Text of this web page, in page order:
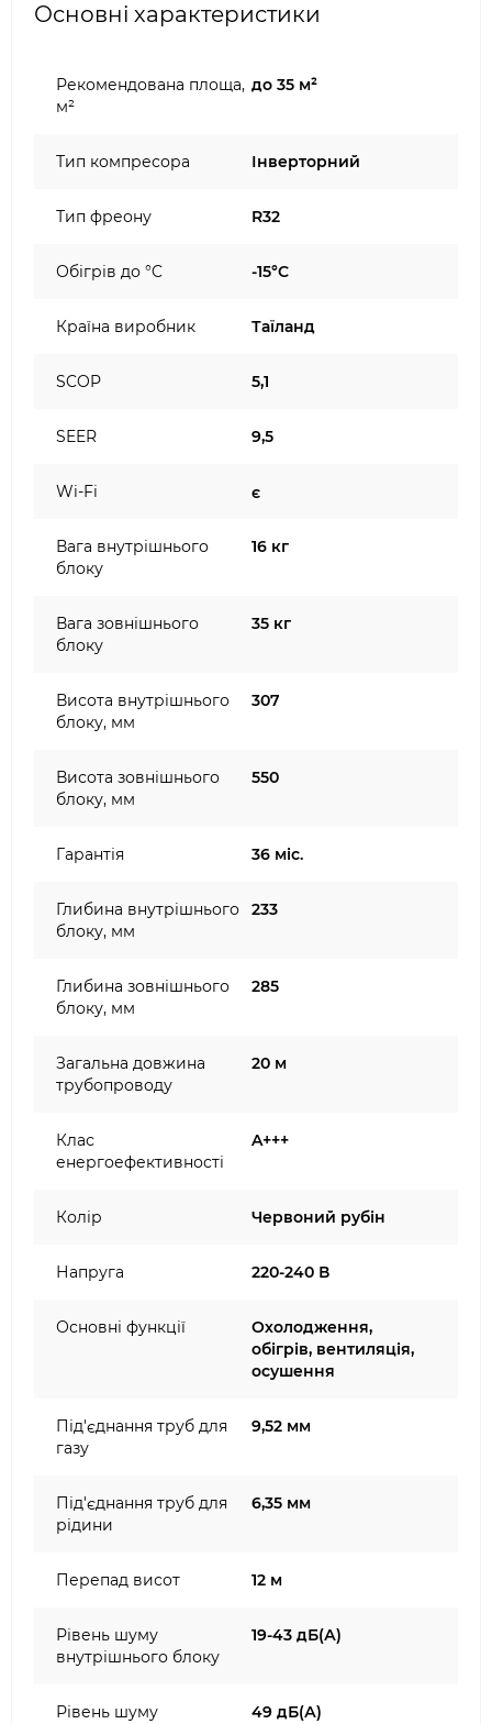
Основні характеристики
Рекомендована площа,
м²
до 35 м²
Тип компресора Інверторний
Тип фреону R32
Обігрів до °C -15°C
Країна виробник Таїланд
SCOP 5,1
SEER 9,5
Wi-Fi є
Вага внутрішнього
блоку
16 кг
Вага зовнішнього
блоку
35 кг
Висота внутрішнього
блоку, мм
307
Висота зовнішнього
блоку, мм
550
Гарантія 36 міс.
Глибина внутрішнього
блоку, мм
233
Глибина зовнішнього
блоку, мм
285
Загальна довжина
трубопроводу
20 м
Клас
енергоефективності
A+++
Колір Червоний рубін
Напруга 220-240 В
Основні функції
Охолодження,
обігрів, вентиляція,
осушення
Під'єднання труб для
газу
9,52 мм
Під'єднання труб для
рідини
6,35 мм
Перепад висот 12 м
Рівень шуму
внутрішнього блоку
19-43 дБ(А)
Рівень шуму 49 дБ(А)